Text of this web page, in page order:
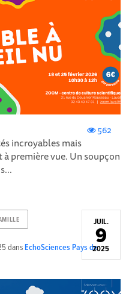
562
incroyables mais
première vue. Un soupçon
dansEchoSciences Pays de
JUIL.
9
2025